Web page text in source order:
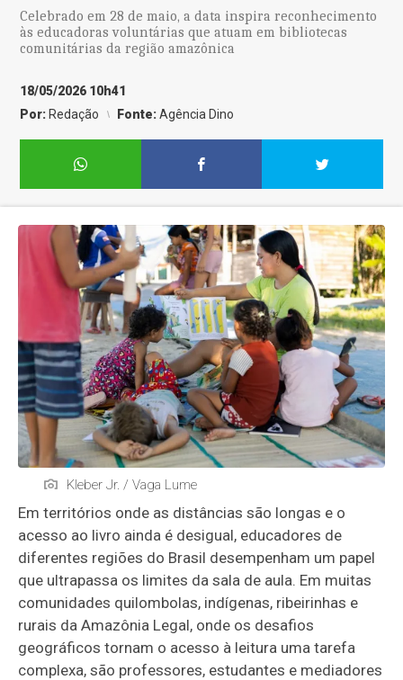
Celebrado em 28 de maio, a data inspira reconhecimento
às educadoras voluntárias que atuam em bibliotecas
comunitárias da região amazônica
18/05/2026 10h41
Por: Redação Fonte:Agência Dino
Kleber Jr. / Vaga Lume
Em territórios onde as distâncias são longas e o
acesso ao livro ainda é desigual, educadores de
diferentes regiões do Brasil desempenham um papel
que ultrapassa os limites da sala de aula. Em muitas
comunidades quilombolas, indígenas, ribeirinhas e
rurais da Amazônia Legal, onde os desafios
geográficos tornam o acesso à leitura uma tarefa
complexa, são professores, estudantes e mediadores